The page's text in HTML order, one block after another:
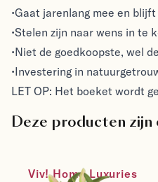
•Gaat jarenlang mee en blijft
•Stelen zijn naar wens in te
•Niet de goedkoopste, wel
•Investering in
LET OP: Het boeket wordt
Deze producten
Viv! Home Luxuries